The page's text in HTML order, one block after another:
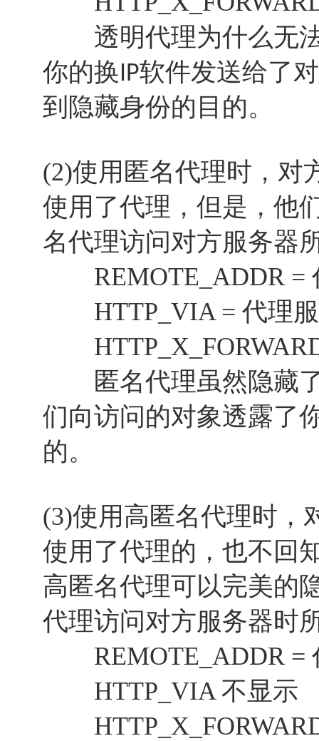
透明代理为什么无法
你的换IP软件发送给了
到隐藏身份的目的。
(2)使用匿名代理时，对
使用了代理，但是，他
名代理访问对方服务器
REMOTE_ADDR =
HTTP_VIA = 代理
匿名代理虽然隐藏了
们向访问的对象透露了
的。
(3)使用高匿名代理时，
使用了代理的，也不回
高匿名代理可以完美的
代理访问对方服务器时
REMOTE_ADDR =
HTTP_VIA 不显示